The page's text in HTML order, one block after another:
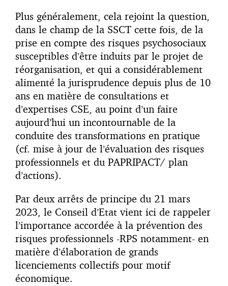
Plus généralement, cela rejoint la question,
dans le champ de la SSCT cette fois, de la
prise en compte des risques psychosociaux
susceptibles d’être induits par le projet de
réorganisation, et qui a considérablement
alimenté la jurisprudence depuis plus de 10
ans en matière de consultations et
d’expertises CSE, au point d’un faire
aujourd’hui un incontournable de la
conduite des transformations en pratique
(cf. mise à jour de l’évaluation des risques
professionnels et du PAPRIPACT/ plan
d’actions).
Par deux arrêts de principe du 21 mars
2023, le Conseil d’Etat vient ici de rappeler
l’importance accordée à la prévention des
risques professionnels -RPS notamment- en
matière d’élaboration de grands
licenciements collectifs pour motif
économique.